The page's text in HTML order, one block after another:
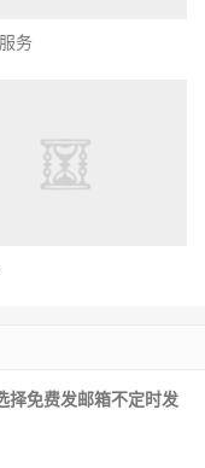
务
择免费发邮箱不定时发